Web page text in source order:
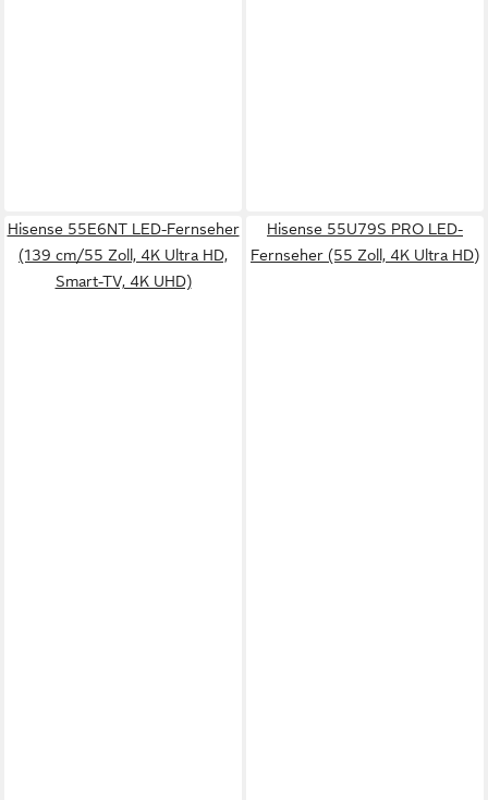
Hisense 55E6NT LED-Fernseher
(139 cm/55 Zoll, 4K Ultra HD,
Smart-TV, 4K UHD)
Hisense 55U79S PRO LED-
Fernseher (55 Zoll, 4K Ultra HD)